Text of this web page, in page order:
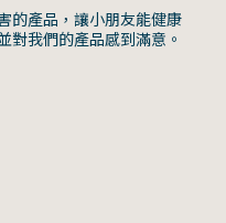
的產品，讓小朋友能健康
對我們的產品感到滿意。